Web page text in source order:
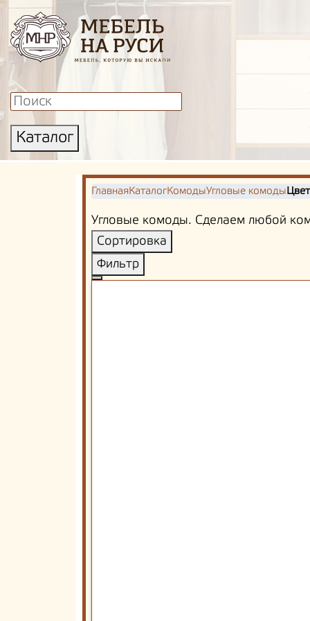
Каталог
ГлавнаяКаталогКомодыУгловые комоды
Угловые комоды. Сделаем любой
Сортировка
Фильтр